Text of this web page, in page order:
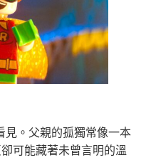
見。父親的孤獨常像一本
可能藏著未曾言明的溫